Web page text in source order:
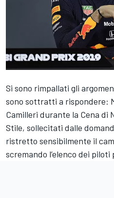
Si sono rimpallati gli
sono sottratti a rispondere:
Camilleri durante la Cena di
Stile, sollecitati dalle
ristretto sensibilmente il
scremando l’elenco dei piloti